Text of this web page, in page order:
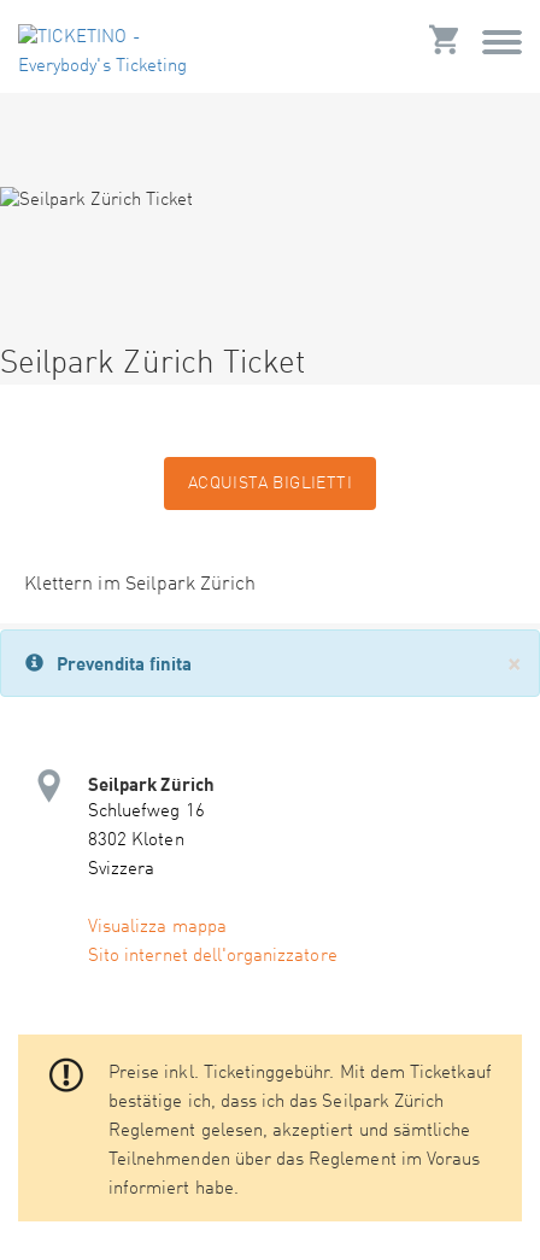
Seilpark Zürich Ticket
ACQUISTA BIGLIETTI
Klettern im Seilpark Zürich
×
Prevendita finita
Seilpark Zürich
Schluefweg 16
8302 Kloten
Svizzera
Visualizza mappa
Sito internet dell'organizzatore
Preise inkl. Ticketinggebühr. Mit dem Ticketkauf
bestätige ich, dass ich das Seilpark Zürich
Reglement gelesen, akzeptiert und sämtliche
Teilnehmenden über das Reglement im Voraus
informiert habe.